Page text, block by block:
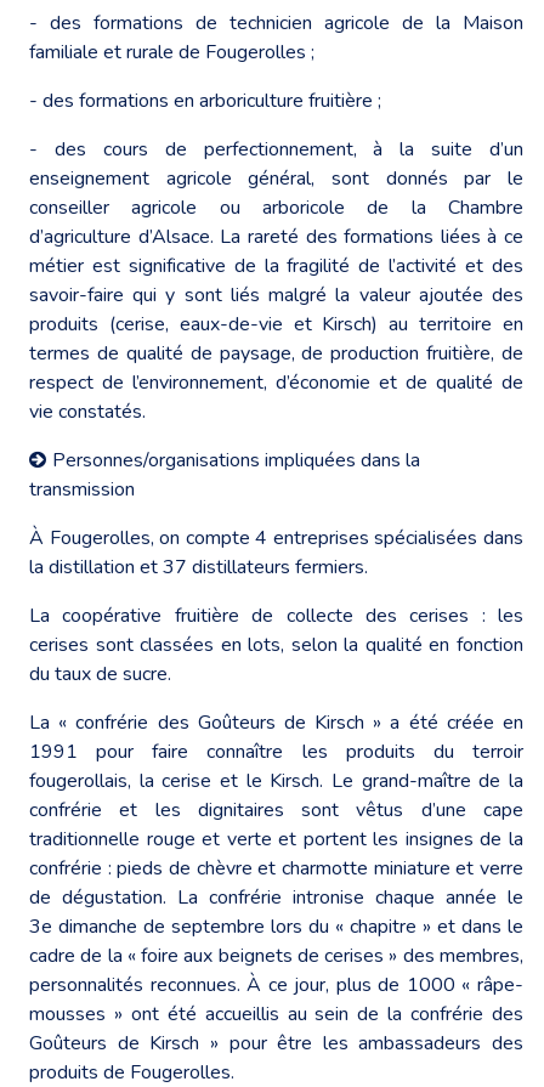
- des formations de technicien agricole de la Maison
familiale et rurale de Fougerolles ;
- des formations en arboriculture fruitière ;
- des cours de perfectionnement, à la suite d’un
enseignement agricole général, sont donnés par le
conseiller agricole ou arboricole de la Chambre
d’agriculture d’Alsace. La rareté des formations liées à ce
métier est significative de la fragilité de l’activité et des
savoir-faire qui y sont liés malgré la valeur ajoutée des
produits (cerise, eaux-de-vie et Kirsch) au territoire en
termes de qualité de paysage, de production fruitière, de
respect de l’environnement, d’économie et de qualité de
vie constatés.
Personnes/organisations impliquées dans la
transmission
À Fougerolles, on compte 4 entreprises spécialisées dans
la distillation et 37 distillateurs fermiers.
La coopérative fruitière de collecte des cerises : les
cerises sont classées en lots, selon la qualité en fonction
du taux de sucre.
La « confrérie des Goûteurs de Kirsch » a été créée en
1991 pour faire connaître les produits du terroir
fougerollais, la cerise et le Kirsch. Le grand-maître de la
confrérie et les dignitaires sont vêtus d’une cape
traditionnelle rouge et verte et portent les insignes de la
confrérie : pieds de chèvre et charmotte miniature et verre
de dégustation. La confrérie intronise chaque année le
3e dimanche de septembre lors du « chapitre » et dans le
cadre de la « foire aux beignets de cerises » des membres,
personnalités reconnues. À ce jour, plus de 1000 « râpe-
mousses » ont été accueillis au sein de la confrérie des
Goûteurs de Kirsch » pour être les ambassadeurs des
produits de Fougerolles.